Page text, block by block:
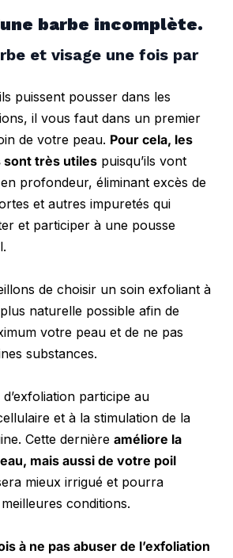
barbe incomplète.
et visage une fois par
puissent pousser dans les
il vous faut dans un premier
de votre peau. Pour cela, les
sont très utiles puisqu’ils vont
profondeur, éliminant excès de
et autres impuretés qui
et participer à une pousse
de choisir un soin exfoliant à
naturelle possible afin de
votre peau et de ne pas
substances.
participe au
et à la stimulation de la
Cette dernière améliore la
mais aussi de votre poil
mieux irrigué et pourra
conditions.
à ne pas abuser de l’exfoliation